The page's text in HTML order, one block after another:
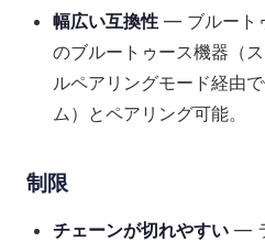
幅広い互換性 — ブルート
のブルートゥース機器（
ルペアリングモード経由
ム）とペアリング可能。
制限
チェーンが切れやすい —